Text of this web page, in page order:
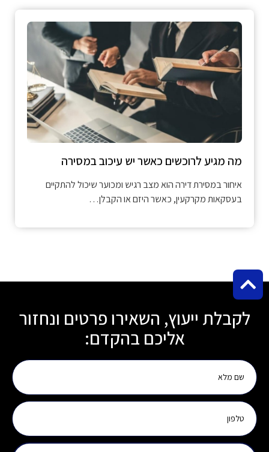
מה מגיע לרוכשים כאשר יש עיכוב במסירה
איחור במסירת דירה הוא מצב רגיש ומכוער שיכול להתקיים
בעסקאות מקרקעין, כאשר היזם או הקבלן…
לקבלת ייעוץ, השאירו פרטים ונחזור
אליכם בהקדם: